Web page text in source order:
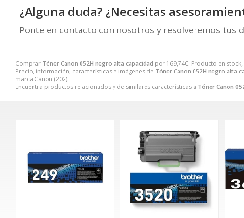
Comprar Tóner Canon 052H negro alta capacidad por 169,74€. Producto en
Precio, información, características e imágenes de Tóner Canon 052H negro alta
marca Canon (202).
Encuentra productos relacionados y de similares características a Tóner Canon
¿Alguna duda? ¿Necesitas
Ponte en contacto con nosotros y resolveremos tus